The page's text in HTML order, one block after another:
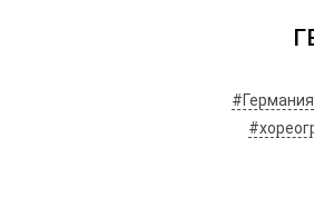
#Германия